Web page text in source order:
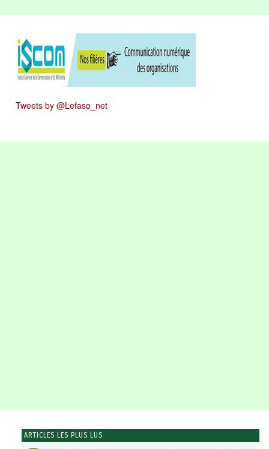
Tweets by @Lefaso_net
ARTICLES LES PLUS LUS